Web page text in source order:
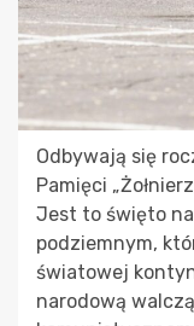
Odbywają się
Pamięci
Jest to święto
podziemnym,
światowej
narodową